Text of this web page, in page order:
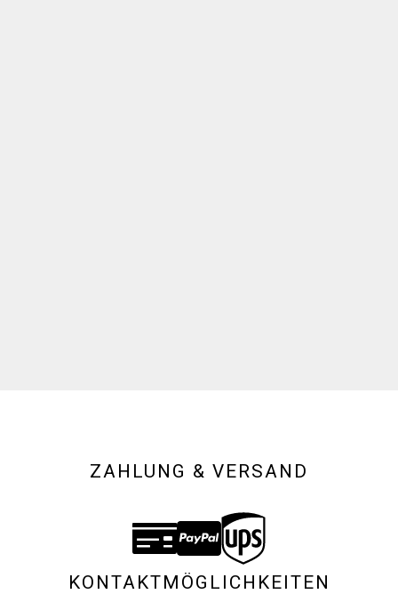
ZAHLUNG & VERSAND
KONTAKTMÖGLICHKEITEN